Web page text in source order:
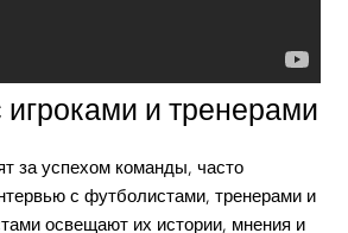
игроками и тренерами
за успехом команды, часто
с футболистами, тренерами и
освещают их истории, мнения и